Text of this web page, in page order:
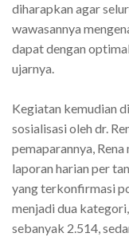
diharapkan agar
wawasannya
dapat dengan
ujarnya.
Kegiatan kemudian
sosialisasi oleh dr.
pemaparannya,
laporan harian per
yang terkonfirmasi
menjadi dua
sebanyak 2.514,